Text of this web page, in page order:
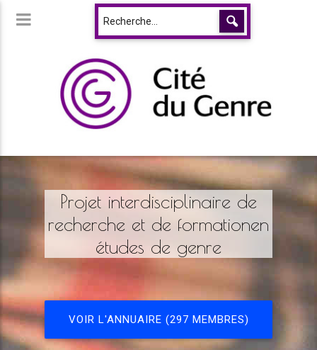
Projet interdisciplinaire de
recherche et de formationen
études de genre
VOIR L'ANNUAIRE (297 MEMBRES)